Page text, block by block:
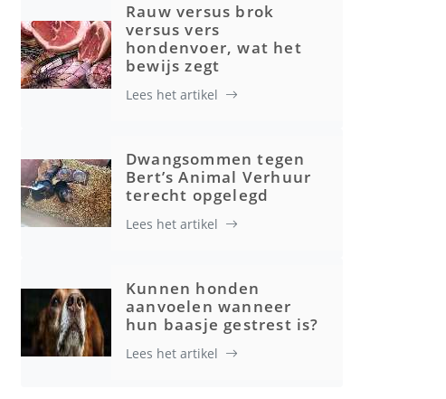
Rauw versus brok
versus vers
hondenvoer, wat het
bewijs zegt
Lees het artikel
Dwangsommen tegen
Bert’s Animal Verhuur
terecht opgelegd
Lees het artikel
Kunnen honden
aanvoelen wanneer
hun baasje gestrest is?
Lees het artikel